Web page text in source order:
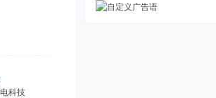
科技